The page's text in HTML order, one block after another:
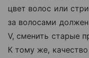
цвет волос или
за волосами
V, сменить старые
К тому же,